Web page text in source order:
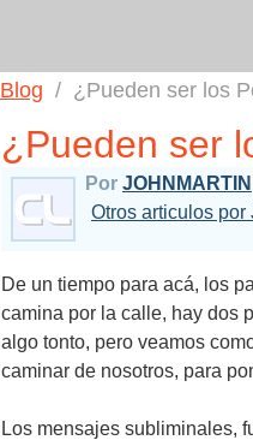
Blog ¿Pueden ser los
¿Pueden ser
Por JOHNMARTIN
Otros articulos por
De un tiempo para acá, los
camina por la calle, hay dos
algo tonto, pero veamos
caminar de nosotros, para
Los mensajes subliminales,